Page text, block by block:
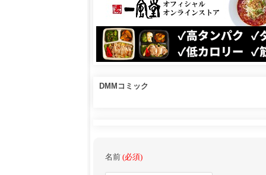
DMMコミック
名前 (必須)